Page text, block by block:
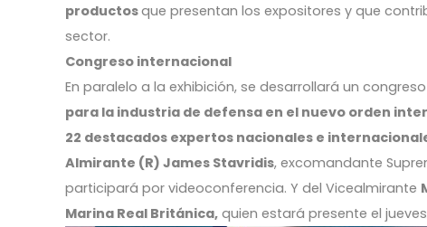
productosque presentan los expositores y que
sector.
Congreso internacional
En paralelo a la exhibición, se desarrollará un
para la industria de defensa en el nuevo orden
22 destacados expertos nacionales e
Almirante (R) James Stavridis, excomandante
participará por videoconferencia. Y del Vicealmirante
Marina Real Británica, quien estará presente el